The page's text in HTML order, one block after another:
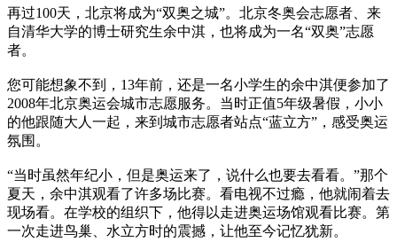
再过100天，北京将成为“双奥之城”。北京冬奥会志愿者、来
自清华大学的博士研究生余中淇，也将成为一名“双奥”志愿
者。
您可能想象不到，13年前，还是一名小学生的余中淇便参加了
2008年北京奥运会城市志愿服务。当时正值5年级暑假，小小
的他跟随大人一起，来到城市志愿者站点“蓝立方”，感受奥运
氛围。
“当时虽然年纪小，但是奥运来了，说什么也要去看看。”那个
夏天，余中淇观看了许多场比赛。看电视不过瘾，他就闹着去
现场看。在学校的组织下，他得以走进奥运场馆观看比赛。第
一次走进鸟巢、水立方时的震撼，让他至今记忆犹新。